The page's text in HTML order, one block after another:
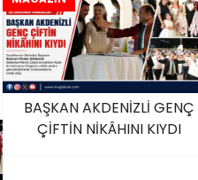
BAŞKAN AKDENİZLİ GENÇ
ÇİFTİN NİKÂHINI KIYDI